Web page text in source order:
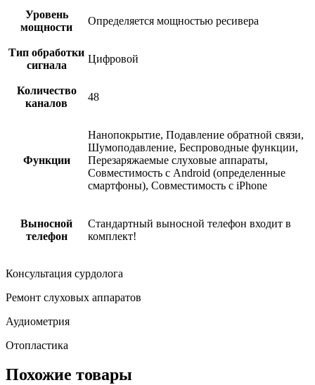
Уровень
мощности
Определяется мощностью ресивера
Тип обработки
сигнала
Цифровой
Количество
каналов
48
Функции
Нанопокрытие, Подавление обратной связи,
Шумоподавление, Беспроводные функции,
Перезаряжаемые слуховые аппараты,
Совместимость с Android (определенные
смартфоны), Совместимость с iPhone
Выносной
телефон
Стандартный выносной телефон входит в
комплект!
Консультация сурдолога
Ремонт слуховых аппаратов
Аудиометрия
Отопластика
Похожие товары